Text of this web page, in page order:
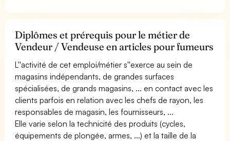
Diplômes et prérequis pour le métier de
Vendeur / Vendeuse en articles pour fumeurs
L''activité de cet emploi/métier s''exerce au sein de
magasins indépendants, de grandes surfaces
spécialisées, de grands magasins, ... en contact avec les
clients parfois en relation avec les chefs de rayon, les
responsables de magasin, les fournisseurs, ...
Elle varie selon la technicité des produits (cycles,
équipements de plongée, armes, ...) et la taille de la